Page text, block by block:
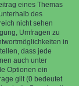
eines Themas
des
nicht sehen
Umfragen zu
in
dass jede
auch unter
Optionen ein
gilt (0 bedeutet